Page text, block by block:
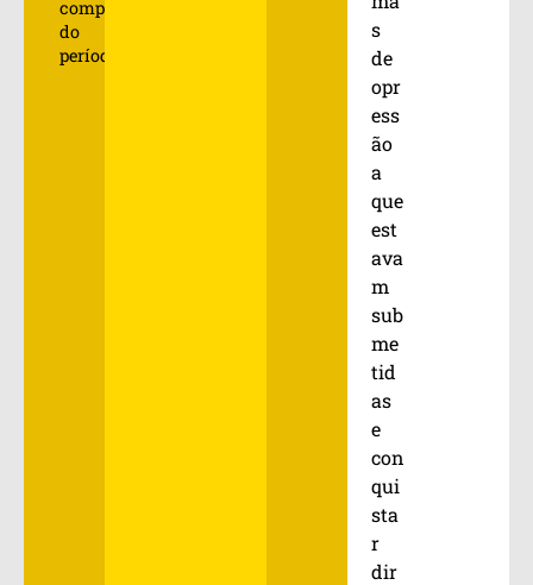
comportamental
do
período.
s
de
opr
ess
ão
a
que
est
ava
m
sub
me
tid
as
e
con
qui
sta
r
dir